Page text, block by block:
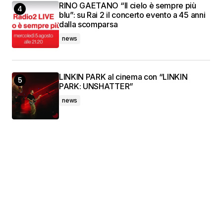
RINO GAETANO “Il cielo è sempre più
blu”: su Rai 2 il concerto evento a 45 anni
dalla scomparsa
news
LINKIN PARK al cinema con “LINKIN
PARK: UNSHATTER”
news